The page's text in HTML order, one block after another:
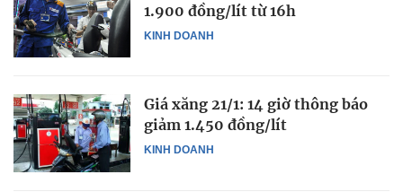
KINH DOANH
1.900 đồng/lít từ 16h
KINH DOANH
Giá xăng 21/1: 14 giờ thông báo
giảm 1.450 đồng/lít